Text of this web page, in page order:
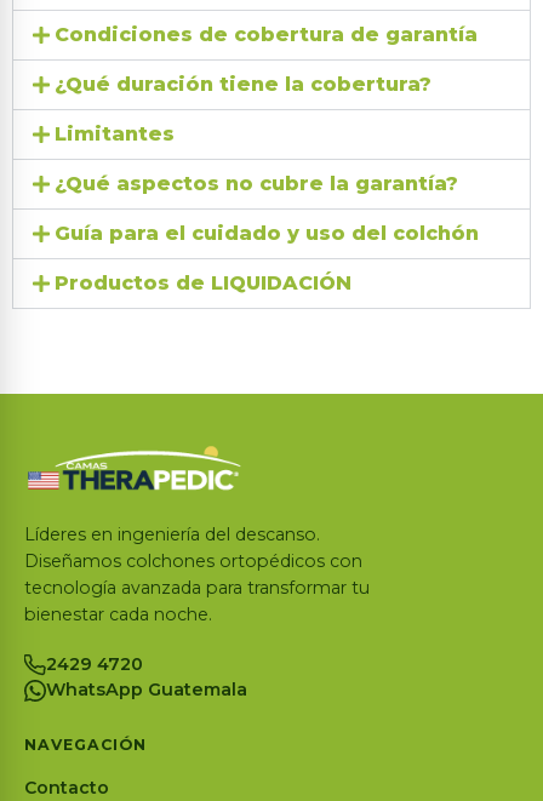
Condiciones de cobertura de garantía
¿Qué duración tiene la cobertura?
Limitantes
¿Qué aspectos no cubre la garantía?
Guía para el cuidado y uso del colchón
Productos de LIQUIDACIÓN
Líderes en ingeniería del descanso.
Diseñamos colchones ortopédicos con
tecnología avanzada para transformar tu
bienestar cada noche.
2429 4720
WhatsApp Guatemala
NAVEGACIÓN
Contacto